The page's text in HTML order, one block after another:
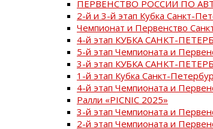
ПЕРВЕНСТВО РОССИИ ПО
2-й и 3-й этап Кубка Санкт-
Чемпионат и Первенство
4-й этап КУБКА САНКТ-
5-й этап Чемпионата и
3-й этап КУБКА САНКТ-
1-й этап Кубка Санкт-
4-й этап Чемпионата и
Ралли «PICNIC 2025»
3-й этап Чемпионата и
2-й этап Чемпионата и